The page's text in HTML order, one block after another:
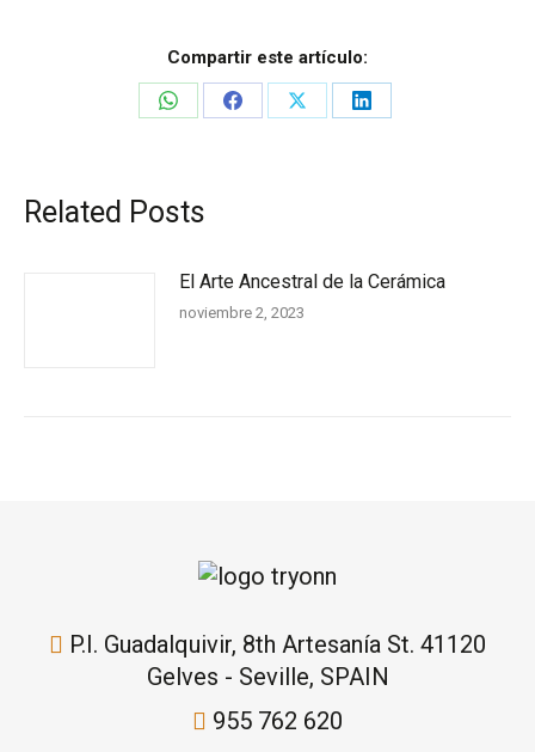
Compartir este artículo:
Share
Share
Share
Share
Related Posts
El Arte Ancestral de la Cerámica
noviembre 2, 2023
P.I. Guadalquivir, 8th Artesanía St. 41120
Gelves - Seville, SPAIN
955 762 620